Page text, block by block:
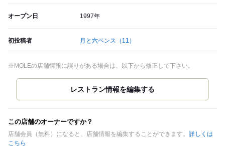
オープン日 1997年
初投稿者 月と六ペンス （11）
※MOLEの店舗情報に誤りがある場合は、以下から修正して下さい。
この店舗のオーナーですか？
店舗会員（無料）になると、店舗情報を編集することができます。 詳しくは
こちら